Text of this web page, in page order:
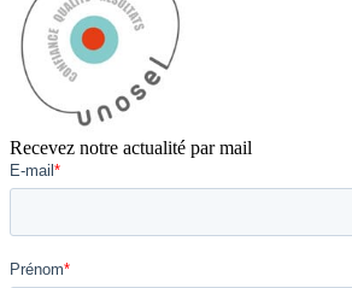
Recevez notre actualité par mail